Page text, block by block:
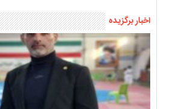
اخبار برگزیده